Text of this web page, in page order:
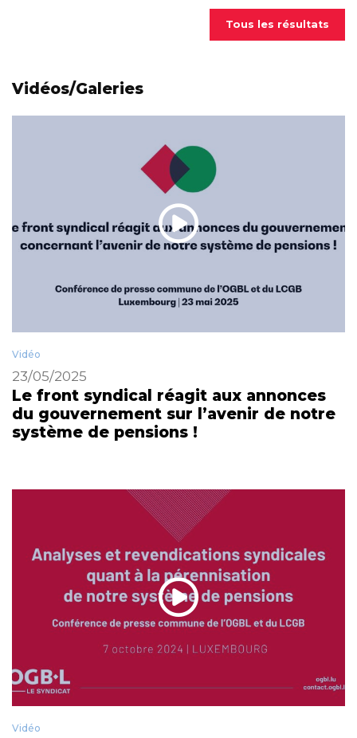
Tous les résultats
Vidéos/Galeries
Vidéo
23/05/2025
Le front syndical réagit aux annonces
du gouvernement sur l’avenir de notre
système de pensions !
Vidéo